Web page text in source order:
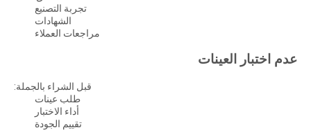
تجربة التصنيع
الشهادات
مراجعات العملاء
عدم اختبار العينات
قبل الشراء بالجملة:
طلب عينات
أداء الاختبار
تقييم الجودة